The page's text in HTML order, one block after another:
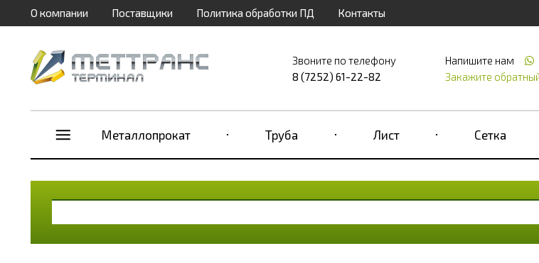
О компании Поставщики Политика обработки ПД Контакты
Звоните по телефону
8 (7252) 61-22-82
Напишите нам
Закажите
Металлопрокат Труба Лист Сетка